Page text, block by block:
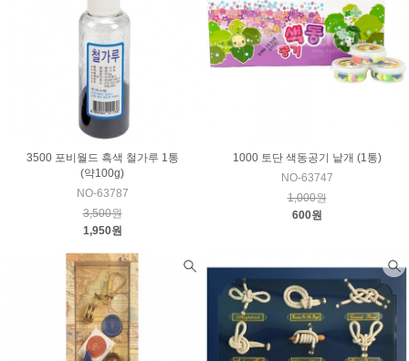
3500 포비월드 흑색 철가루 1통
(약100g)
NO-63787
3,500원
1,950원
1000 토단 색동공기 낱개 (1통)
NO-63747
1,000원
600원